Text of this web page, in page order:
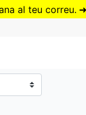
Vés
al teu correu. ➜